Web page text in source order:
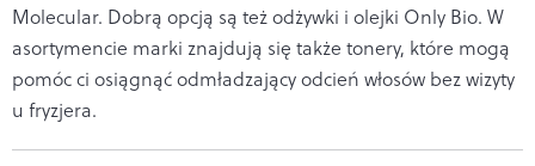
Molecular. Dobrą opcją są też odżywki i olejki Only Bio. W
asortymencie marki znajdują się także tonery, które mogą
pomóc ci osiągnąć odmładzający odcień włosów bez wizyty
u fryzjera.